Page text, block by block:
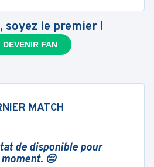
soyez le premier !
DEVENIR FAN
MATCH
de disponible pour
😔